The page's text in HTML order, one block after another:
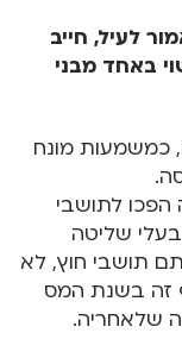
לעיל, חייב
באחד מבני
כמשמעות מונח
הפכו לתושבי
שליטה
תושבי חוץ, לא
זה בשנת המס
שלאחריה.